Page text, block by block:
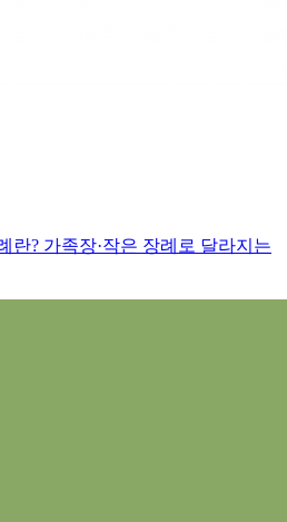
란? 가족장·작은 장례로 달라지는